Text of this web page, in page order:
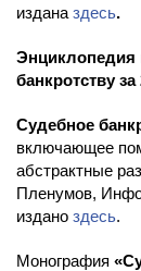
издана здесь.
банкротству за
Судебное
включающее
абстрактные
Пленумов,
издано здесь.
Монография